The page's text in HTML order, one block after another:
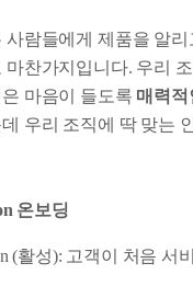
사람들에게 제품을 알
마찬가지입니다. 우리
마음이 들도록 매력적
우리 조직에 딱 맞는
온보딩
(활성): 고객이 처음 서